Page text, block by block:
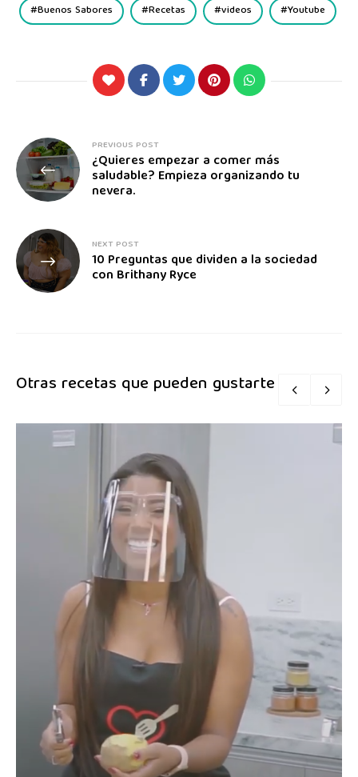
Buenos Sabores Recetas videos Youtube
PREVIOUS POST
¿Quieres empezar a comer más
saludable? Empieza organizando tu
nevera.
NEXT POST
10 Preguntas que dividen a la sociedad
con Brithany Ryce
Otras recetas que pueden gustarte